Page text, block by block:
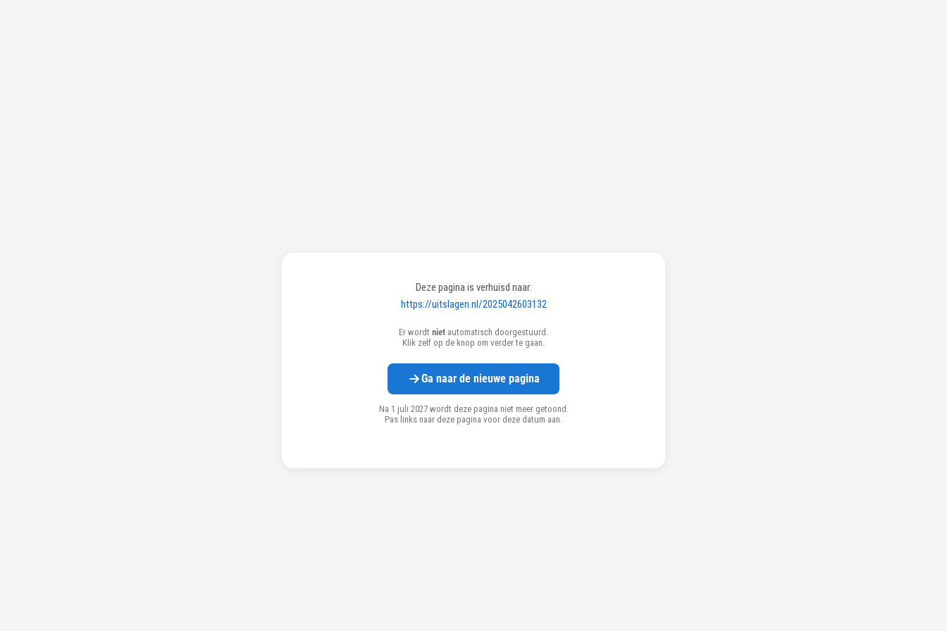
Deze pagina is verhuisd naar:
https://uitslagen.nl/2025042603132
Er wordt niet automatisch doorgestuurd.
Klik zelf op de knop om verder te gaan.
Ga naar de nieuwe pagina
Na 1 juli 2027 wordt deze pagina niet meer getoond.
Pas links naar deze pagina voor deze datum aan.